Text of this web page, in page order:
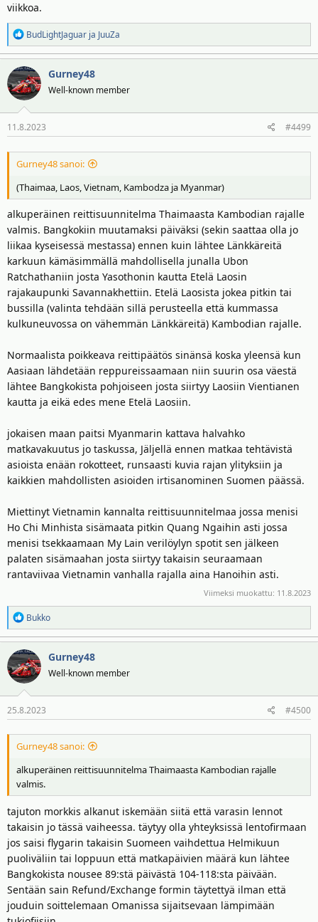
viikkoa.
R
e
a
k
t
i
o
t
BudLightJaguar ja JuuZa
Gurney48
Well-known member
11.8.2023 #4499
Gurney48 sanoi:
(Thaimaa, Laos, Vietnam, Kambodza ja Myanmar)
alkuperäinen reittisuunnitelma Thaimaasta Kambodian rajalle
valmis. Bangkokiin muutamaksi päiväksi (sekin saattaa olla jo
liikaa kyseisessä mestassa) ennen kuin lähtee Länkkäreitä
karkuun kämäsimmällä mahdollisella junalla Ubon
Ratchathaniin josta Yasothonin kautta Etelä Laosin
rajakaupunki Savannakhettiin. Etelä Laosista jokea pitkin tai
bussilla (valinta tehdään sillä perusteella että kummassa
kulkuneuvossa on vähemmän Länkkäreitä) Kambodian rajalle.
Normaalista poikkeava reittipäätös sinänsä koska yleensä kun
Aasiaan lähdetään reppureissaamaan niin suurin osa väestä
lähtee Bangkokista pohjoiseen josta siirtyy Laosiin Vientianen
kautta ja eikä edes mene Etelä Laosiin.
jokaisen maan paitsi Myanmarin kattava halvahko
matkavakuutus jo taskussa, Jäljellä ennen matkaa tehtävistä
asioista enään rokotteet, runsaasti kuvia rajan ylityksiin ja
kaikkien mahdollisten asioiden irtisanominen Suomen päässä.
Miettinyt Vietnamin kannalta reittisuunnitelmaa jossa menisi
Ho Chi Minhista sisämaata pitkin Quang Ngaihin asti jossa
menisi tsekkaamaan My Lain verilöylyn spotit sen jälkeen
palaten sisämaahan josta siirtyy takaisin seuraamaan
rantaviivaa Vietnamin vanhalla rajalla aina Hanoihin asti.
Viimeksi muokattu: 11.8.2023
R
e
a
k
t
i
o
t
Bukko
Gurney48
Well-known member
25.8.2023 #4500
Gurney48 sanoi:
alkuperäinen reittisuunnitelma Thaimaasta Kambodian rajalle
valmis.
tajuton morkkis alkanut iskemään siitä että varasin lennot
takaisin jo tässä vaiheessa. täytyy olla yhteyksissä lentofirmaan
jos saisi flygarin takaisin Suomeen vaihdettua Helmikuun
puoliväliin tai loppuun että matkapäivien määrä kun lähtee
Bangkokista nousee 89:stä päivästä 104-118:sta päivään.
Sentään sain Refund/Exchange formin täytettyä ilman että
jouduin soittelemaan Omanissa sijaitsevaan lämpimään